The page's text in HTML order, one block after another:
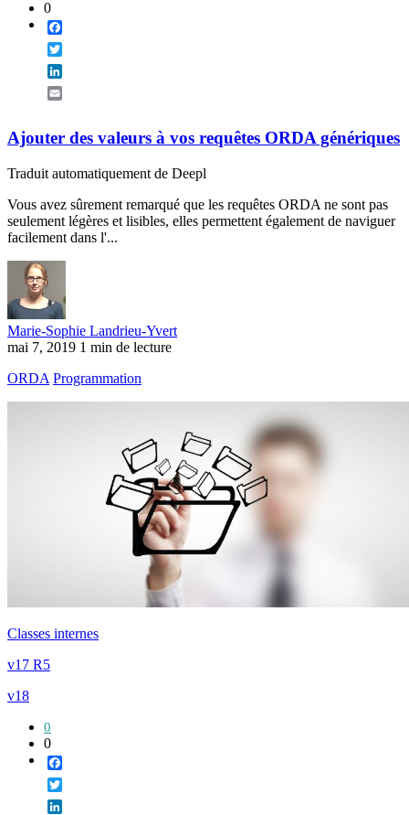
0
Ajouter des valeurs à vos requêtes ORDA génériques
Traduit automatiquement de Deepl
Vous avez sûrement remarqué que les requêtes ORDA ne sont pas
seulement légères et lisibles, elles permettent également de naviguer
facilement dans l'...
Marie-Sophie Landrieu-Yvert
mai 7, 2019 1 min de lecture
ORDA Programmation
Classes internes
v17 R5
v18
0
0